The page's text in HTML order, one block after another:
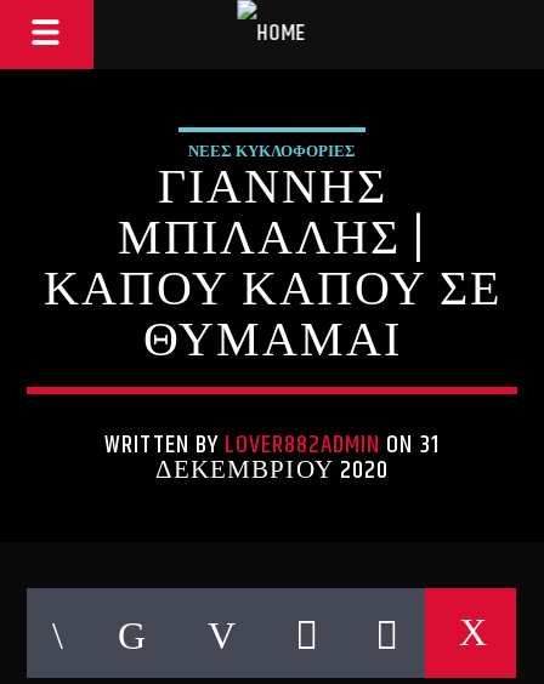
ΝΕΕΣ ΚΥΚΛΟΦΟΡΙΕΣ
ΓΙΑΝΝΗΣ
ΜΠΙΛΑΛΗΣ |
ΚΑΠΟΥ ΚΑΠΟΥ ΣΕ
ΘΥΜΑΜΑΙ
WRITTEN BYLOVER882ADMIN ON 31
ΔΕΚΕΜΒΡΊΟΥ 2020